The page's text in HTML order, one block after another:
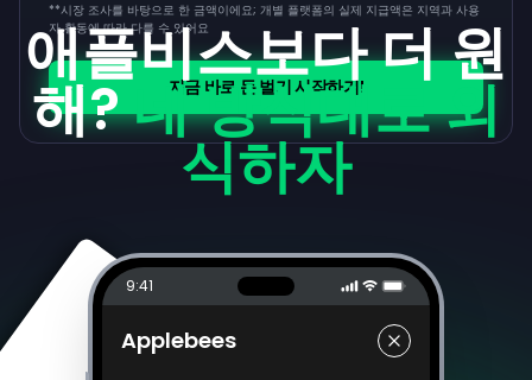
**시장 조사를 바탕으로 한 금액이에요; 개별 플랫폼의 실제 지급액은 지역과 사용
자 활동에 따라 다를 수 있어요
지금 바로 돈 벌기 시작하기!
애플비스보다 더 원
해?네 방식대로 외
식하자
9:41
Applebees